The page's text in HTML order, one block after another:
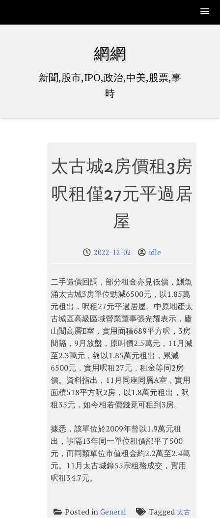
網網
新聞,股市,IPO,政治,中美,股票,事
時
太古城2房價租3房
呎租僅27元平過居
屋
2022-12-02 idle
二手造價回調，部分租金亦見低價，鰂魚
涌太古城3房單位勁減6500元，以1.85萬
元租出，呎租27元平過居屋。中原地產太
古城區高級區域營業董事張光耀表示，廬
山閣高層E室，實用面積689平方呎，3房
間隔，9月放盤，原叫價2.5萬元，11月減
至2.3萬元，終以1.85萬元租出，累減
6500元，實用呎租27元，租金等同2房
價。資料指出，11月同座同層A室，實用
面積518平方呎2房，以1.8萬元租出，呎
租35元，如今相若價錢竟可租到3房。
據悉，該單位於2009年曾以1.9萬元租
出，事隔13年同一單位租價郤平了500
元，而同類單位市值租金約2.2萬至2.4萬
元。11月太古城錄55宗租務成交，實用
呎租34.7元。
Posted in General Tagged 太古